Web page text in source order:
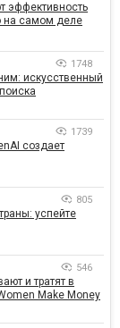
эффективность
на самом деле
1748
искусственный
1739
создает
805
успейте
546
и тратят в
Make Money